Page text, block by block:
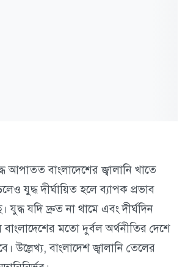
আপাতত বাংলাদেশের জ্বালানি খাতে
যুদ্ধ দীর্ঘায়িত হলে ব্যাপক প্রভাব
যুদ্ধ যদি দ্রুত না থামে এবং দীর্ঘদিন
মতো দুর্বল অর্থনীতির দেশে
উল্লেখ্য, বাংলাদেশ জ্বালানি তেলের